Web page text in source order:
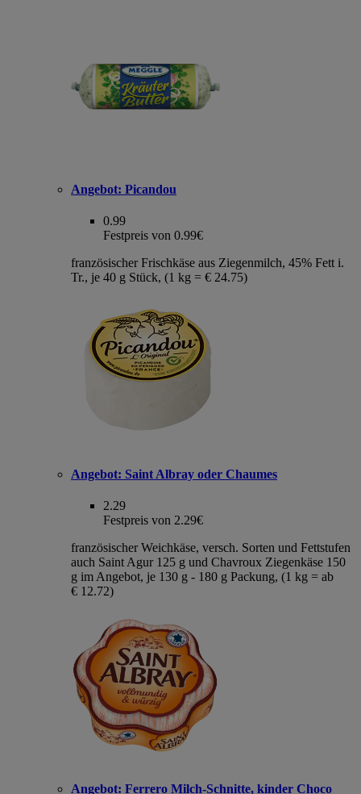
Angebot: Picandou
0.99
Festpreis von 0.99€
französischer Frischkäse aus Ziegenmilch, 45% Fett i.
Tr., je 40 g Stück, (1 kg = € 24.75)
Angebot: Saint Albray oder Chaumes
2.29
Festpreis von 2.29€
französischer Weichkäse, versch. Sorten und Fettstufen
auch Saint Agur 125 g und Chavroux Ziegenkäse 150
g im Angebot, je 130 g - 180 g Packung, (1 kg = ab
€ 12.72)
Angebot: Ferrero Milch-Schnitte, kinder Choco